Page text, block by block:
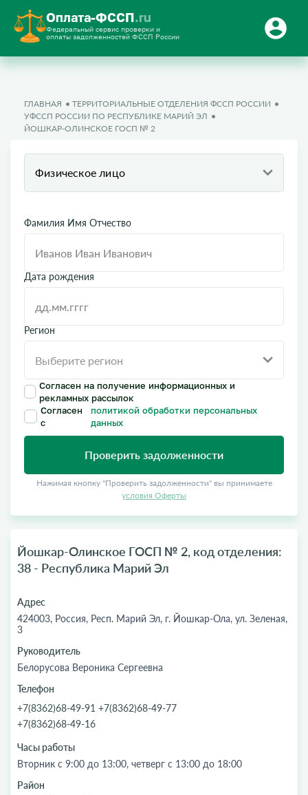
Оплата-ФССП.ru
Федеральный сервис проверки и
оплаты задолженностей ФССП России
ГЛАВНАЯ
ТЕРРИТОРИАЛЬНЫЕ ОТДЕЛЕНИЯ ФССП РОССИИ
УФССП РОССИИ ПО РЕСПУБЛИКЕ МАРИЙ ЭЛ
ЙОШКАР-ОЛИНСКОЕ ГОСП № 2
Физическое лицо
Фамилия Имя Отчество
Дата рождения
Регион
Согласен на получение информационных и
рекламных рассылок
Согласен
с
политикой обработки персональных
данных
Проверить задолженности
Нажимая кнопку "Проверить задолженности" вы принимаете
условия Оферты
Йошкар-Олинское ГОСП № 2, код отделения:
38 - Республика Марий Эл
Адрес
424003, Россия, Респ. Марий Эл, г. Йошкар-Ола, ул. Зеленая,
3
Руководитель
Белорусова Вероника Сергеевна
Телефон
+7(8362)68-49-91 +7(8362)68-49-77
+7(8362)68-49-16
Часы работы
Вторник с 9:00 до 13:00, четверг с 13:00 до 18:00
Район